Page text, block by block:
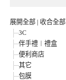
展開全部 | 收合全部
3C
伴手禮︱禮盒
便利商店
其它
包膜